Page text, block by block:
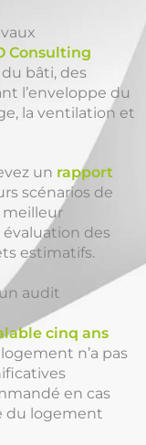
Consulting
bâti, des
l’enveloppe du
la ventilation et
un rapport
scénarios de
des
estimatifs.
audit
cinq ans
n’a pas
en cas
du logement